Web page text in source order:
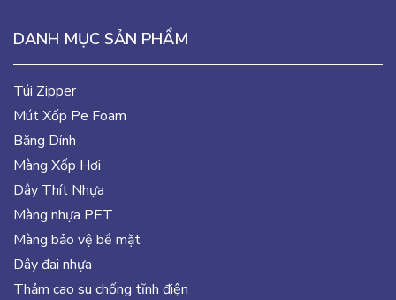
DANH MỤC SẢN PHẨM
Túi Zipper
Mút Xốp Pe Foam
Băng Dính
Màng Xốp Hơi
Dây Thít Nhựa
Màng nhựa PET
Màng bảo vệ bề mặt
Dây đai nhựa
Thảm cao su chống tĩnh điện